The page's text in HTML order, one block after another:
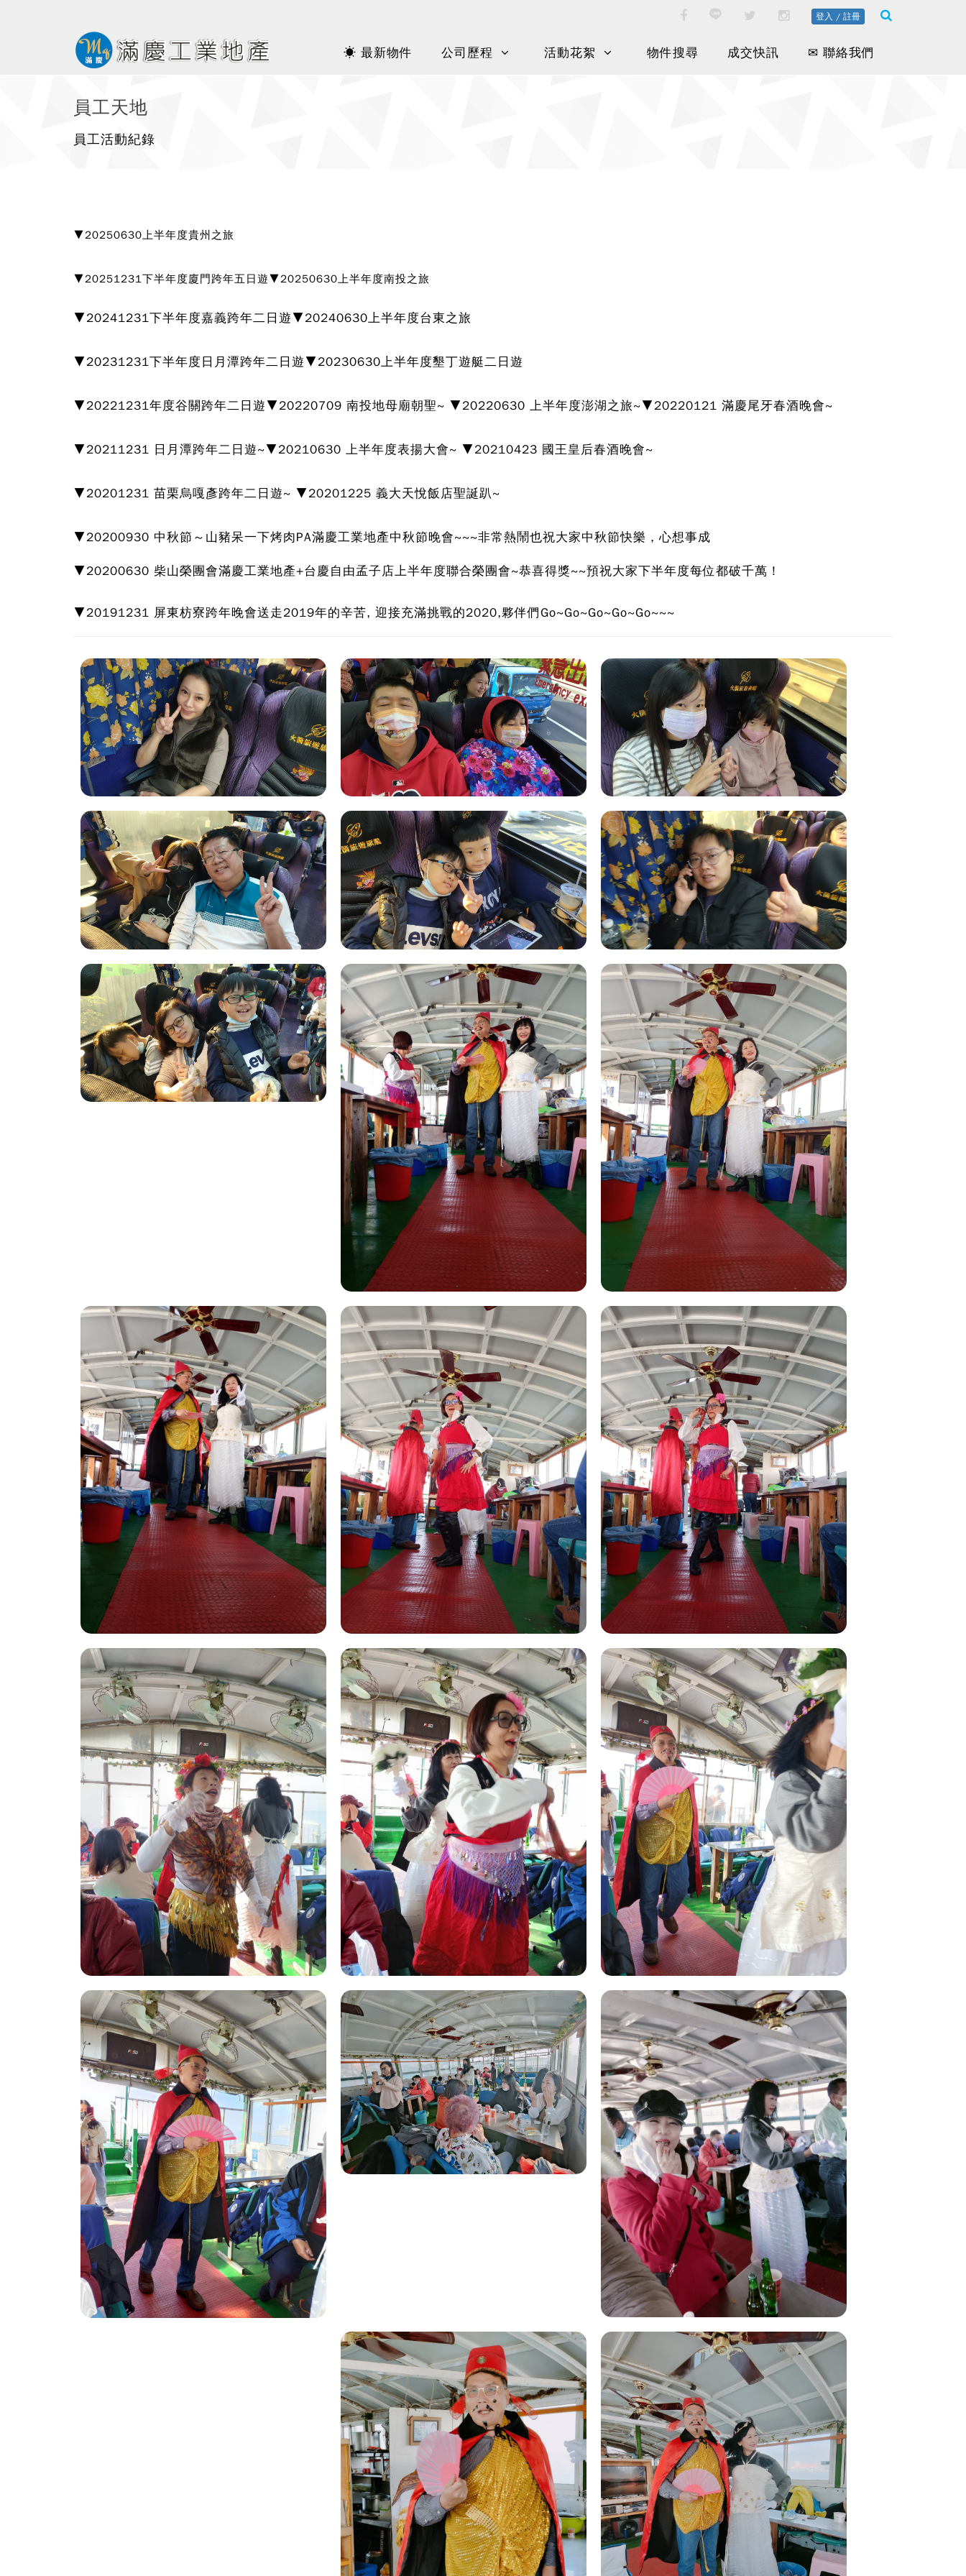
登入 / 註冊
☀ 最新物件 公司歷程 活動花絮 物件搜尋 成交快訊 ✉ 聯絡我們
員工天地
員工活動紀錄
▼20250630上半年度貴州之旅
▼20251231下半年度廈門跨年五日遊▼20250630上半年度南投之旅
▼20241231下半年度嘉義跨年二日遊▼20240630上半年度台東之旅
▼20231231下半年度日月潭跨年二日遊▼20230630上半年度墾丁遊艇二日遊
▼20221231年度谷關跨年二日遊▼20220709 南投地母廟朝聖~ ▼20220630 上半年度澎湖之旅~▼20220121 滿慶尾牙春酒晚會~
▼20211231 日月潭跨年二日遊~▼20210630 上半年度表揚大會~ ▼20210423 國王皇后春酒晚會~
▼20201231 苗栗烏嘎彥跨年二日遊~ ▼20201225 義大天悅飯店聖誕趴~
▼20200930 中秋節～山豬呆一下烤肉PA滿慶工業地產中秋節晚會~~~非常熱鬧也祝大家中秋節快樂，心想事成
▼20200630 柴山榮團會滿慶工業地產+台慶自由孟子店上半年度聯合榮團會~恭喜得獎~~預祝大家下半年度每位都破千萬！
▼20191231 屏東枋寮跨年晚會送走2019年的辛苦, 迎接充滿挑戰的2020,夥伴們Go~Go~Go~Go~Go~~~